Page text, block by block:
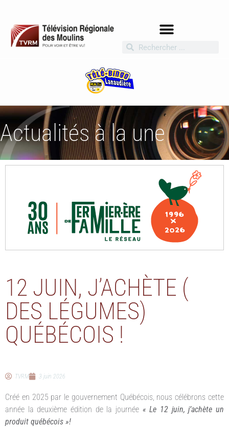
Actualités à la une
12 JUIN, J’ACHÈTE (
DES LÉGUMES)
QUÉBÉCOIS !
TVRM 3 juin 2026
Créé en 2025 par le gouvernement Québécois, nous célébrons cette
année la deuxième édition de la journée « Le 12 juin, j’achète un
produit québécois »!